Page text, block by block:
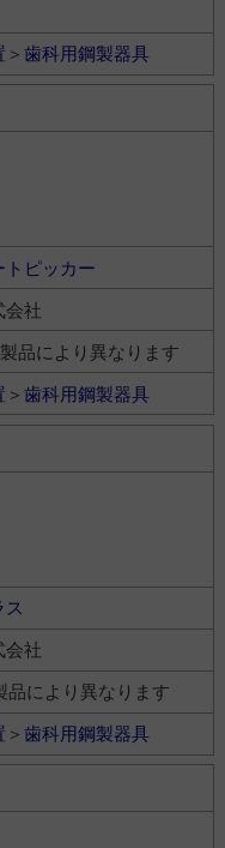
＞ 歯科用鋼製器具
トピッカー
会社
品により異なります
＞ 歯科用鋼製器具
会社
により異なります
＞ 歯科用鋼製器具